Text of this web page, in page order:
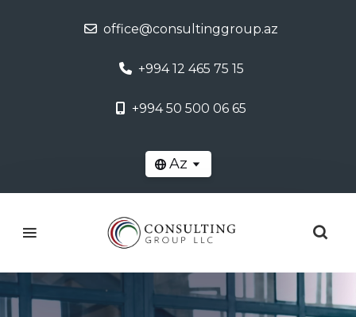
office@consultinggroup.az
+994 12 465 75 15
+994 50 500 06 65
Az